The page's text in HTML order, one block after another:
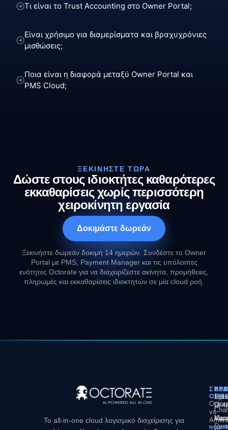
Τι είναι το Trust Accounting στο Owner Portal;
Είναι χρήσιμο για διαμερίσματα και βραχυχρόνιες
μισθώσεις;
Ποια είναι η διαφορά μεταξύ Owner Portal και
PMS Cloud;
ΞΕΚΙΝΉΣΤΕ ΤΏΡΑ
Δώστε στους ιδιοκτήτες καθαρότερες
εκκαθαρίσεις χωρίς περισσότερη
χειροκίνητη εργασία
Δοκιμάστε δωρεάν
Ξεκινήστε δωρεάν δοκιμή 14 ημερών. Συνδέστε το Owner
Portal με PMS, Payment Manager και τις υπόλοιπες
ενότητες Octorate για να διαχειρίζεστε ακίνητα, προμήθειες,
πληρωμές και εκκαθαρίσεις ιδιοκτητών σε μία cloud ροή.
Το all-in-one cloud λογισμικό διαχείρισης για
με
vs